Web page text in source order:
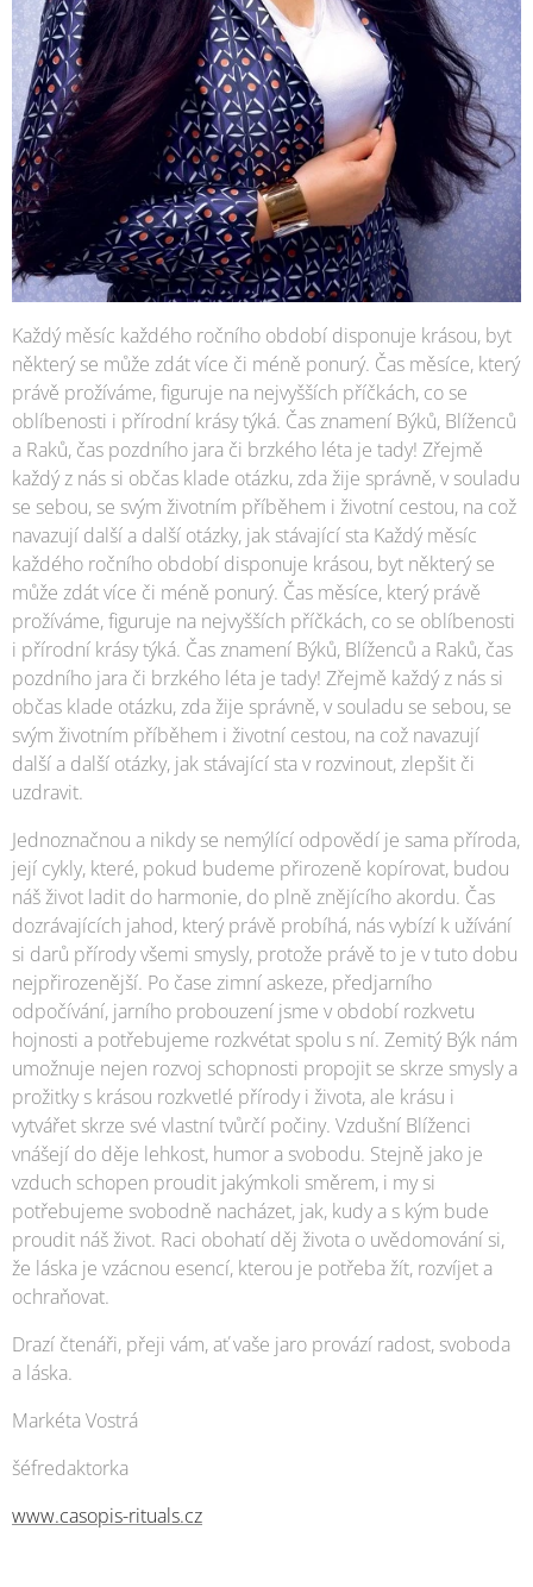
Každý měsíc každého ročního období disponuje krásou, byt
některý se může zdát více či méně ponurý. Čas měsíce, který
právě prožíváme, figuruje na nejvyšších příčkách, co se
oblíbenosti i přírodní krásy týká. Čas znamení Býků, Blíženců
a Raků, čas pozdního jara či brzkého léta je tady! Zřejmě
každý z nás si občas klade otázku, zda žije správně, v souladu
se sebou, se svým životním příběhem i životní cestou, na což
navazují další a další otázky, jak stávající sta Každý měsíc
každého ročního období disponuje krásou, byt některý se
může zdát více či méně ponurý. Čas měsíce, který právě
prožíváme, figuruje na nejvyšších příčkách, co se oblíbenosti
i přírodní krásy týká. Čas znamení Býků, Blíženců a Raků, čas
pozdního jara či brzkého léta je tady! Zřejmě každý z nás si
občas klade otázku, zda žije správně, v souladu se sebou, se
svým životním příběhem i životní cestou, na což navazují
další a další otázky, jak stávající sta v rozvinout, zlepšit či
uzdravit.
Jednoznačnou a nikdy se nemýlící odpovědí je sama příroda,
její cykly, které, pokud budeme přirozeně kopírovat, budou
náš život ladit do harmonie, do plně znějícího akordu. Čas
dozrávajících jahod, který právě probíhá, nás vybízí k užívání
si darů přírody všemi smysly, protože právě to je v tuto dobu
nejpřirozenější. Po čase zimní askeze, předjarního
odpočívání, jarního probouzení jsme v období rozkvetu
hojnosti a potřebujeme rozkvétat spolu s ní. Zemitý Býk nám
umožnuje nejen rozvoj schopnosti propojit se skrze smysly a
prožitky s krásou rozkvetlé přírody i života, ale krásu i
vytvářet skrze své vlastní tvůrčí počiny. Vzdušní Blíženci
vnášejí do děje lehkost, humor a svobodu. Stejně jako je
vzduch schopen proudit jakýmkoli směrem, i my si
potřebujeme svobodně nacházet, jak, kudy a s kým bude
proudit náš život. Raci obohatí děj života o uvědomování si,
že láska je vzácnou esencí, kterou je potřeba žít, rozvíjet a
ochraňovat.
Drazí čtenáři, přeji vám, ať vaše jaro provází radost, svoboda
a láska.
Markéta Vostrá
šéfredaktorka
www.casopis-rituals.cz